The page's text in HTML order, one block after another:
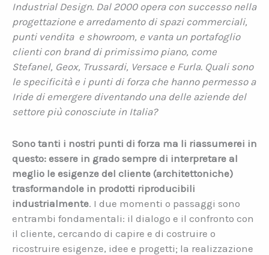
Industrial Design. Dal 2000 opera con successo nella
progettazione e arredamento di spazi commerciali,
punti vendita e showroom, e vanta un portafoglio
clienti con brand di primissimo piano, come
Stefanel, Geox, Trussardi, Versace e Furla. Quali sono
le specificità e i punti di forza che hanno permesso a
Iride di emergere diventando una delle aziende del
settore più conosciute in Italia?
Sono tanti i nostri punti di forza ma li riassumerei in
questo: essere in grado sempre di interpretare al
meglio le esigenze del cliente (architettoniche)
trasformandole in prodotti riproducibili
industrialmente. I due momenti o passaggi sono
entrambi fondamentali: il dialogo e il confronto con
il cliente, cercando di capire e di costruire o
ricostruire esigenze, idee e progetti; la realizzazione